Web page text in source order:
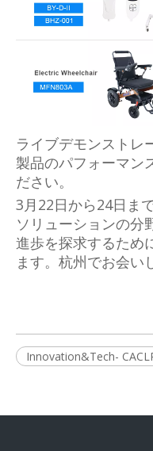
ライブデモンストレ
製品のパフォーマン
ださい。
3月22日から24日ま
ソリューションの分
進歩を探求するため
ます。杭州でお会い
Innovation&Tech-